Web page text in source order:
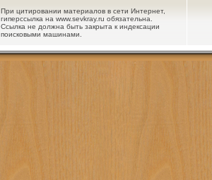
При цитировании материалов в сети Интернет,
гиперссылка на www.sevkray.ru обязательна.
Ссылка не должна быть закрыта к индексации
поисковыми машинами.